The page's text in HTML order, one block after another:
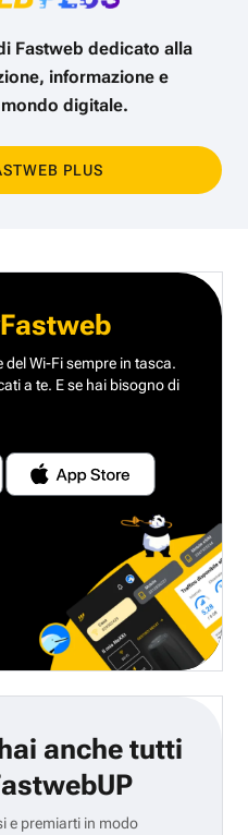
Fastweb dedicato alla
informazione e
digitale.
PLUS
Wi-Fi sempre in tasca.
a te. E se hai bisogno di
anche tutti
e premiarti in modo